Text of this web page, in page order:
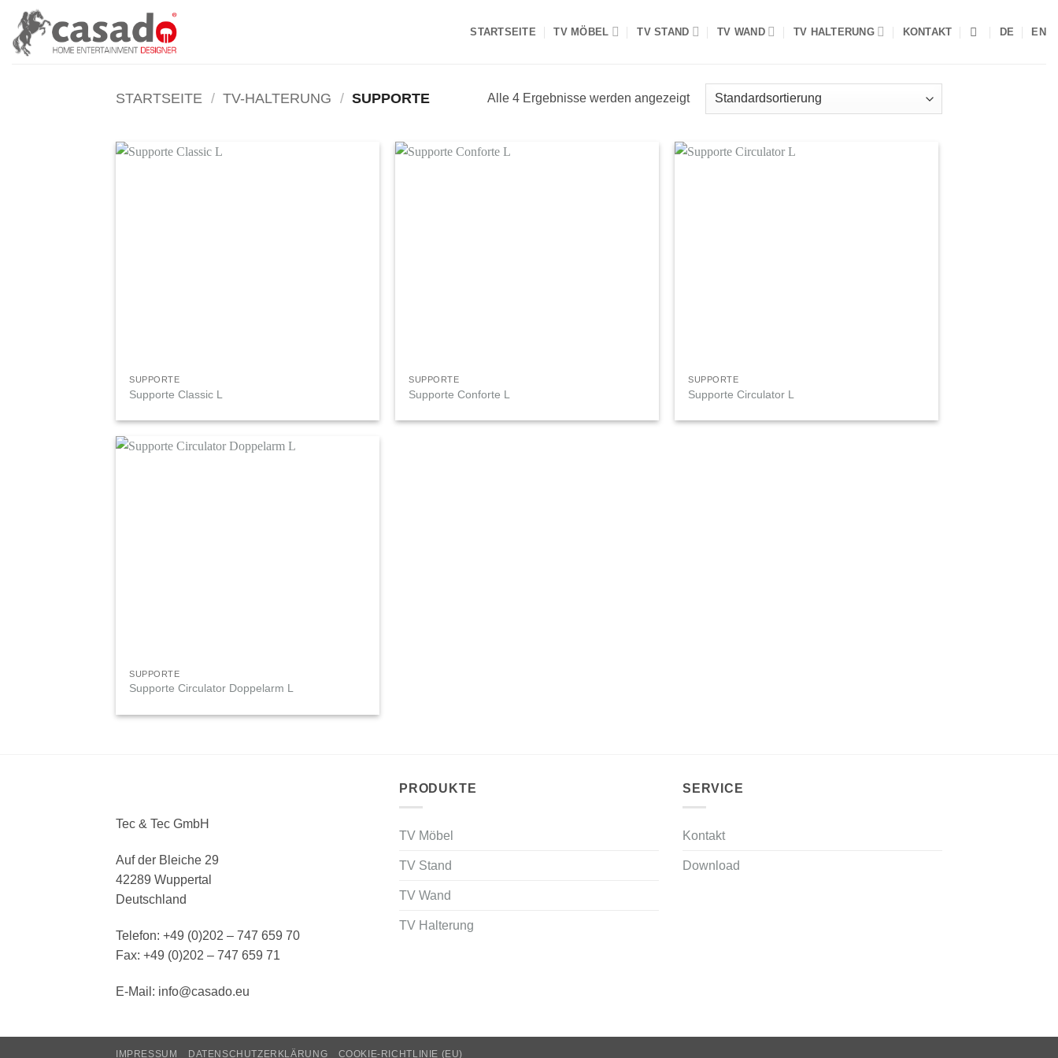
Zum
Inhalt
springen
STARTSEITE TV MÖBEL TV STAND TV WAND TV HALTERUNG KONTAKT DE EN
STARTSEITE / TV-HALTERUNG / SUPPORTE Alle 4 Ergebnisse werden angezeigt
SUPPORTE
Supporte Classic L
SUPPORTE
Supporte Conforte L
SUPPORTE
Supporte Circulator L
SUPPORTE
Supporte Circulator Doppelarm L
Tec & Tec GmbH
Auf der Bleiche 29
42289 Wuppertal
Deutschland
Telefon: +49 (0)202 – 747 659 70
Fax: +49 (0)202 – 747 659 71
E-Mail: info@casado.eu
PRODUKTE
TV Möbel
TV Stand
TV Wand
TV Halterung
SERVICE
Kontakt
Download
IMPRESSUM DATENSCHUTZERKLÄRUNG COOKIE-RICHTLINIE (EU)